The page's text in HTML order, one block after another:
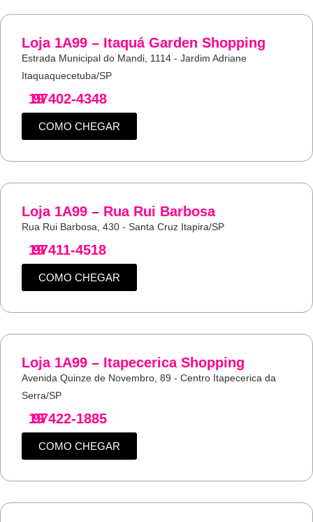
Loja 1A99 – Itaquá Garden Shopping
Estrada Municipal do Mandi, 1114 - Jardim Adriane
Itaquaquecetuba/SP
19
97402-4348
COMO CHEGAR
Loja 1A99 – Rua Rui Barbosa
Rua Rui Barbosa, 430 - Santa Cruz Itapira/SP
19
97411-4518
COMO CHEGAR
Loja 1A99 – Itapecerica Shopping
Avenida Quinze de Novembro, 89 - Centro Itapecerica da
Serra/SP
19
97422-1885
COMO CHEGAR